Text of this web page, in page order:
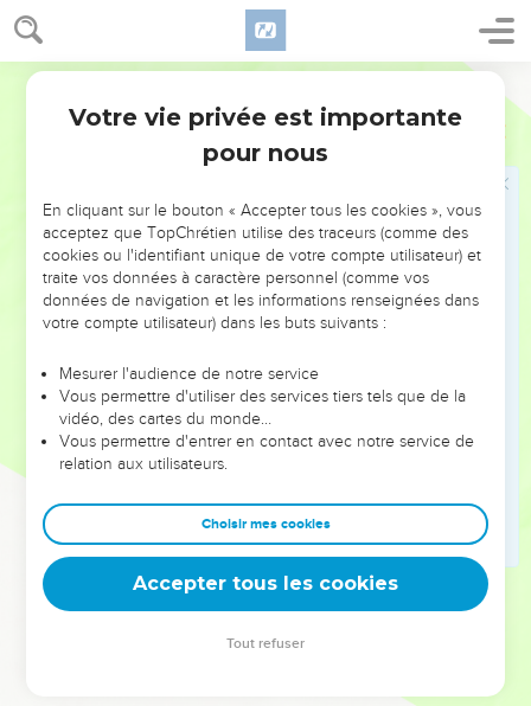
Proverbes 10
sagesse un jeu pour l’homme intelligent.
24 Ce que les méchants redoutent leur arrive, ce que
souhaitent les justes leur est accordé.
L’ouragan passe et le méchant n’est plus ! Le juste tient
Le vinaigre irrite les dents et la fumée les yeux ; de même
le paresseux est une cause d’irritation pour son maître.
Reconnaître l’autorité du Seigneur permet de vivre
longtemps, mais les pécheurs meurent prématurément.
L’espérance des justes leur procure la joie, les espoirs des
méchants n’aboutissent à rien.
Les plans du Seigneur protègent les gens intègres comme
une forteresse, mais ils détruisent ceux qui font le mal.
Rien ne fera jamais tomber un juste, mais les méchants ne
pourront pas demeurer sur terre.
menteurs méritent qu’on leur coupe la langue.
Quand le juste parle, c’est avec bienveillance, mais la
malveillance sort de la bouche des méchants.
© Société biblique française – Bibli’O, 1997, avec autorisation. Pour vous procurer
Votre vie privée est importante
pour nous
En cliquant sur le bouton « Accepter tous les cookies », vous
acceptez que TopChrétien utilise des traceurs (comme des
cookies ou l'identifiant unique de votre compte utilisateur) et
traite vos données à caractère personnel (comme vos
données de navigation et les informations renseignées dans
votre compte utilisateur) dans les buts suivants :
Mesurer l'audience de notre service
Vous permettre d'utiliser des services tiers tels que de la
vidéo, des cartes du monde…
Vous permettre d'entrer en contact avec notre service de
relation aux utilisateurs.
Choisir mes cookies
Accepter tous les cookies
Tout refuser